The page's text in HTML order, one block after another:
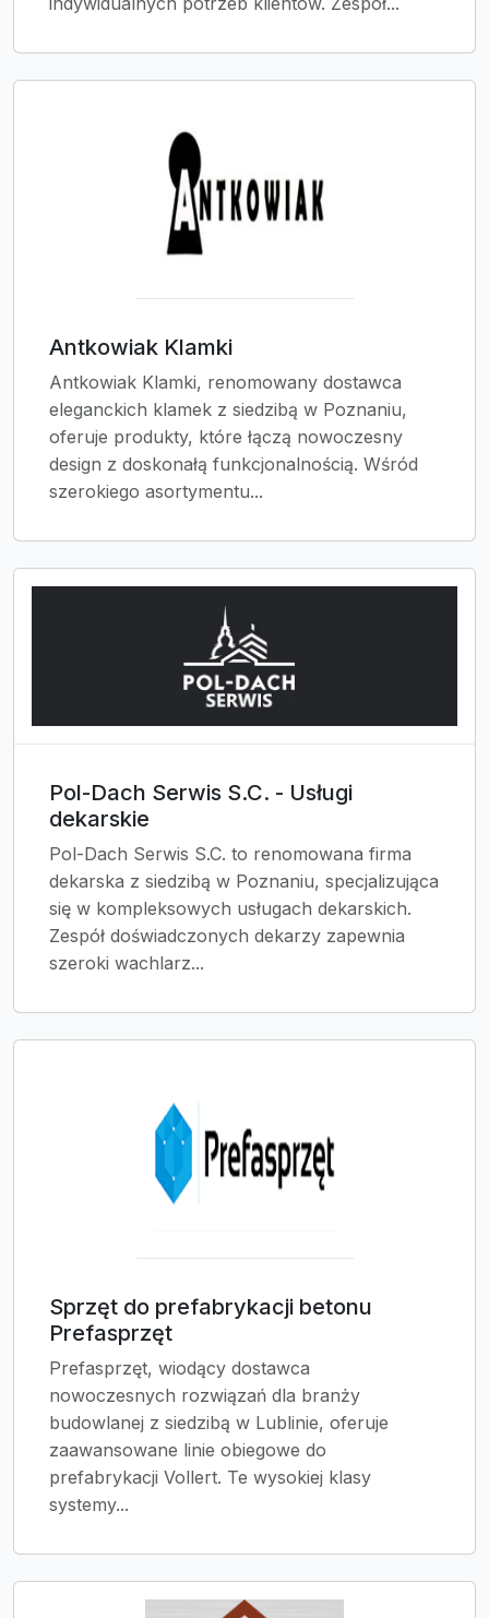
Antkowiak Klamki
Antkowiak Klamki, renomowany dostawca
eleganckich klamek z siedzibą w Poznaniu,
oferuje produkty, które łączą nowoczesny
design z doskonałą funkcjonalnością. Wśród
szerokiego asortymentu...
Pol-Dach Serwis S.C. - Usługi
dekarskie
Pol-Dach Serwis S.C. to renomowana firma
dekarska z siedzibą w Poznaniu, specjalizująca
się w kompleksowych usługach dekarskich.
Zespół doświadczonych dekarzy zapewnia
szeroki wachlarz...
Sprzęt do prefabrykacji betonu
Prefasprzęt
Prefasprzęt, wiodący dostawca
nowoczesnych rozwiązań dla branży
budowlanej z siedzibą w Lublinie, oferuje
zaawansowane linie obiegowe do
prefabrykacji Vollert. Te wysokiej klasy
systemy...